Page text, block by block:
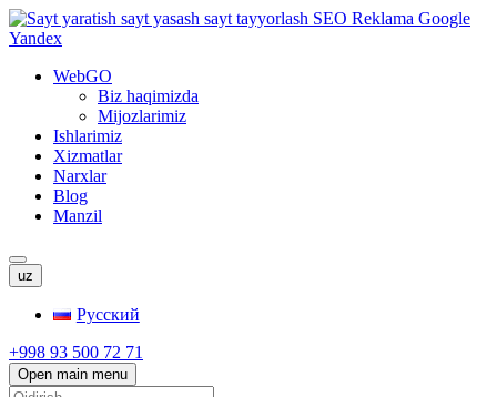
WebGO
Biz haqimizda
Mijozlarimiz
Ishlarimiz
Xizmatlar
Narxlar
Blog
Manzil
uz
Русский
+998 93 500 72 71
Open main menu